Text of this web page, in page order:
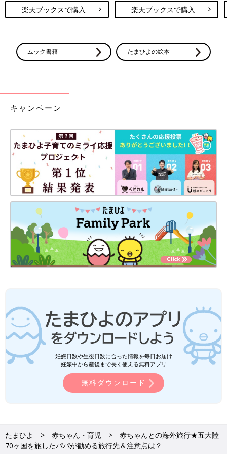
楽天ブックスで購入 楽天ブックスで購入
ムック書籍 たまひよの絵本
キャンペーン
妊娠日数や生後日数に合った情報を毎日お届け
妊娠中から産後まで長く使える無料アプリ
無料ダウンロード
たまひよ 赤ちゃん・育児
赤ちゃんとの海外旅行★五大陸
70ヶ国を旅したパパが勧める旅行先＆注意点は？